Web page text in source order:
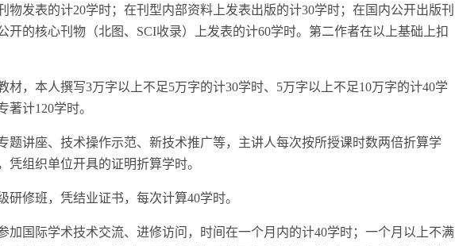
物发表的计20学时；在刊型内部资料上发表出版的计30学时；在国内公开出版刊
开的核心刊物（北图、SCI收录）上发表的计60学时。第二作者在以上基础上扣
材，本人撰写3万字以上不足5万字的计30学时、5万字以上不足10万字的计40学
著计120学时。
题讲座、技术操作示范、新技术推广等，主讲人每次按所授课时数两倍折算学
凭组织单位开具的证明折算学时。
研修班，凭结业证书，每次计算40学时。
加国际学术技术交流、进修访问，时间在一个月内的计40学时；一个月以上不满